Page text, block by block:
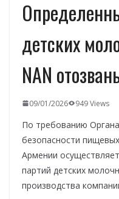
детских
NAN
09/01/2026 949 Views
По требованию
безопасности
Армении
партий детских
производства